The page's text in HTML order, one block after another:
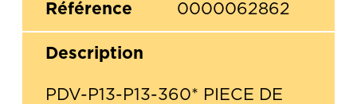
0000062862
PDV-P13-P13-360* PIECE DE